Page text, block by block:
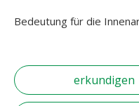
Bedeutung für die
erkundigen